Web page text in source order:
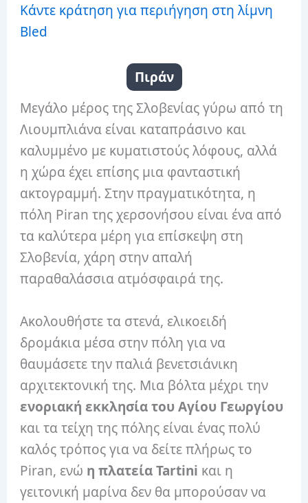
Κάντε κράτηση για περιήγηση στη λίμνη
Bled
Πιράν
Μεγάλο μέρος της Σλοβενίας γύρω από τη
Λιουμπλιάνα είναι καταπράσινο και
καλυμμένο με κυματιστούς λόφους, αλλά
η χώρα έχει επίσης μια φανταστική
ακτογραμμή. Στην πραγματικότητα, η
πόλη Piran της χερσονήσου είναι ένα από
τα καλύτερα μέρη για επίσκεψη στη
Σλοβενία, χάρη στην απαλή
παραθαλάσσια ατμόσφαιρά της.
Ακολουθήστε τα στενά, ελικοειδή
δρομάκια μέσα στην πόλη για να
θαυμάσετε την παλιά βενετσιάνικη
αρχιτεκτονική της. Μια βόλτα μέχρι την
ενοριακή εκκλησία του Αγίου Γεωργίου
και τα τείχη της πόλης είναι ένας πολύ
καλός τρόπος για να δείτε πλήρως το
Piran, ενώ η πλατεία Tartini και η
γειτονική μαρίνα δεν θα μπορούσαν να